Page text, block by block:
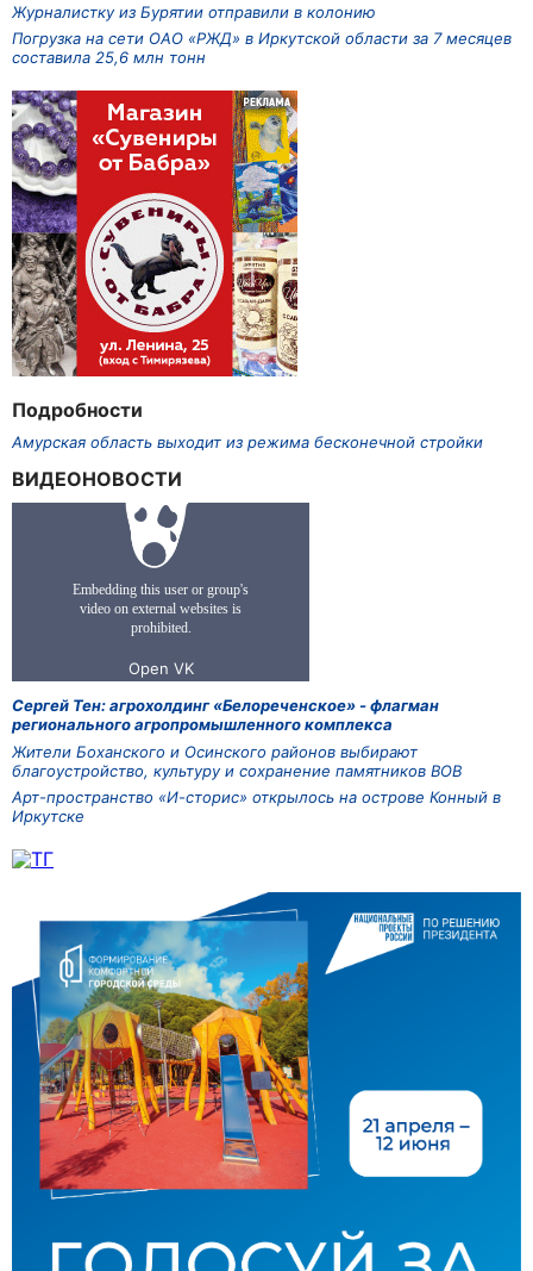
Журналистку из Бурятии отправили в колонию
Погрузка на сети ОАО «РЖД» в Иркутской области за 7 месяцев
составила 25,6 млн тонн
Подробности
Амурская область выходит из режима бесконечной стройки
ВИДЕОНОВОСТИ
Сергей Тен: агрохолдинг «Белореченское» - флагман
регионального агропромышленного комплекса
Жители Боханского и Осинского районов выбирают
благоустройство, культуру и сохранение памятников ВОВ
Арт-пространство «И-сторис» открылось на острове Конный в
Иркутске